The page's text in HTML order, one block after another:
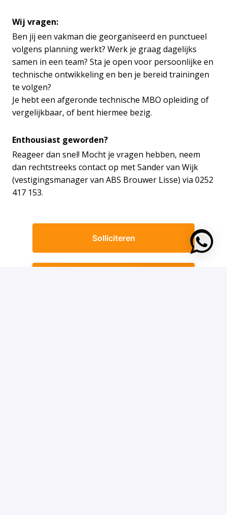
Wij vragen:
Ben jij een vakman die georganiseerd en punctueel
volgens planning werkt? Werk je graag dagelijks
samen in een team? Sta je open voor persoonlijke en
technische ontwikkeling en ben je bereid trainingen
te volgen?
Je hebt een afgeronde technische MBO opleiding of
vergelijkbaar, of bent hiermee bezig.
Enthousiast geworden?
Reageer dan snel! Mocht je vragen hebben, neem
dan rechtstreeks contact op met Sander van Wijk
(vestigingsmanager van ABS Brouwer Lisse) via 0252
417 153.
Solliciteren